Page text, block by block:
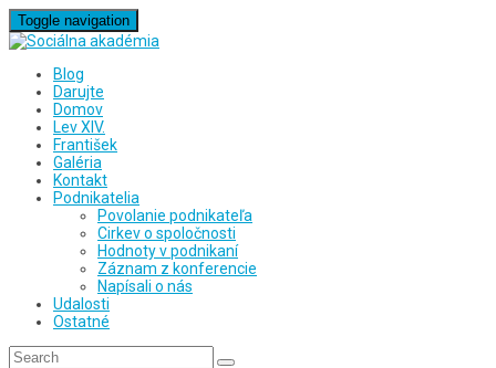
Toggle navigation
Blog
Darujte
Domov
Lev XIV.
František
Galéria
Kontakt
Podnikatelia
Povolanie podnikateľa
Cirkev o spoločnosti
Hodnoty v podnikaní
Záznam z konferencie
Napísali o nás
Udalosti
Ostatné